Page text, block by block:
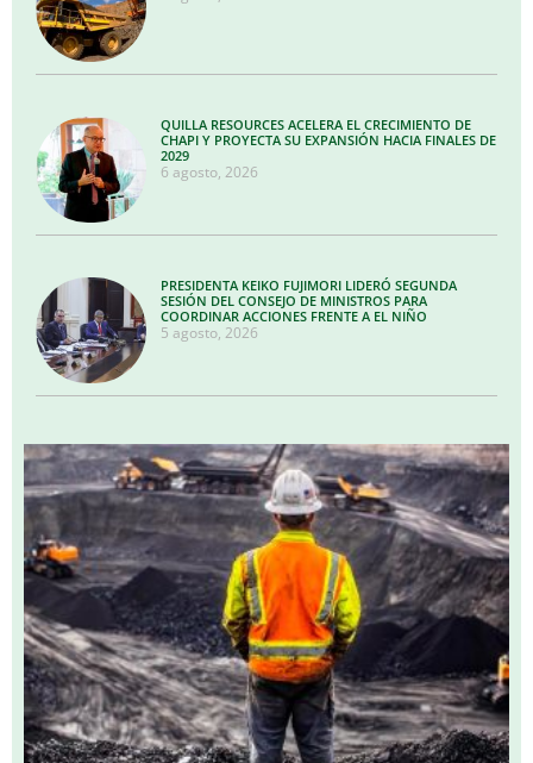
QUILLA RESOURCES ACELERA EL CRECIMIENTO DE
CHAPI Y PROYECTA SU EXPANSIÓN HACIA FINALES DE
2029
6 agosto, 2026
PRESIDENTA KEIKO FUJIMORI LIDERÓ SEGUNDA
SESIÓN DEL CONSEJO DE MINISTROS PARA
COORDINAR ACCIONES FRENTE A EL NIÑO
5 agosto, 2026